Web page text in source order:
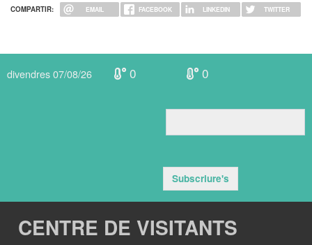
COMPARTIR: EMAIL FACEBOOK LINKEDIN TWITTER
divendres 07/08/26 0 0
Subscriure's
CENTRE DE VISITANTS